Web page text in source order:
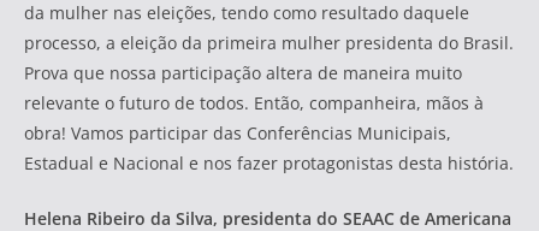
da mulher nas eleições, tendo como resultado daquele
processo, a eleição da primeira mulher presidenta do Brasil.
Prova que nossa participação altera de maneira muito
relevante o futuro de todos. Então, companheira, mãos à
obra! Vamos participar das Conferências Municipais,
Estadual e Nacional e nos fazer protagonistas desta história.
Helena Ribeiro da Silva, presidenta do SEAAC de Americana